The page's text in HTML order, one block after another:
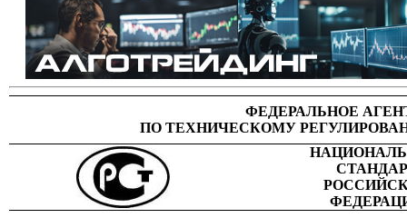
ФЕДЕРАЛЬНОЕ
ПО ТЕХНИЧЕСКОМУ